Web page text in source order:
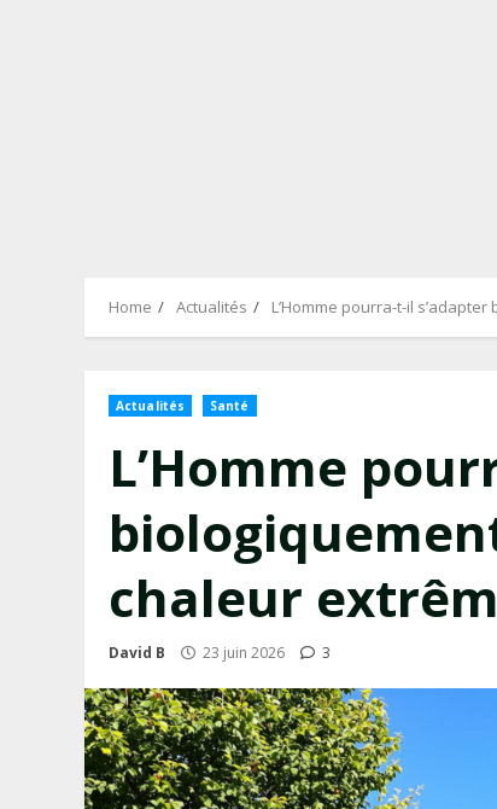
Home Actualités L’Homme pourra-t-il
Actualités Santé
L’Homme
chaleur
David B 23 juin 2026 3